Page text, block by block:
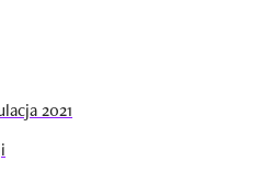
2021